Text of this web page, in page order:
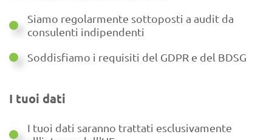
Siamo regolarmente sottoposti a audit da
consulenti indipendenti
Soddisfiamo i requisiti del GDPR e del BDSG
I tuoi dati
I tuoi dati saranno trattati esclusivamente